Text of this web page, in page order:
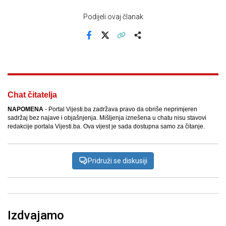
Podijeli ovaj članak
Chat čitatelja
NAPOMENA - Portal Vijesti.ba zadržava pravo da obriše neprimjeren
sadržaj bez najave i objašnjenja. Mišljenja iznešena u chatu nisu stavovi
redakcije portala Vijesti.ba. Ova vijest je sada dostupna samo za čitanje.
Pridruži se diskusiji
Izdvajamo